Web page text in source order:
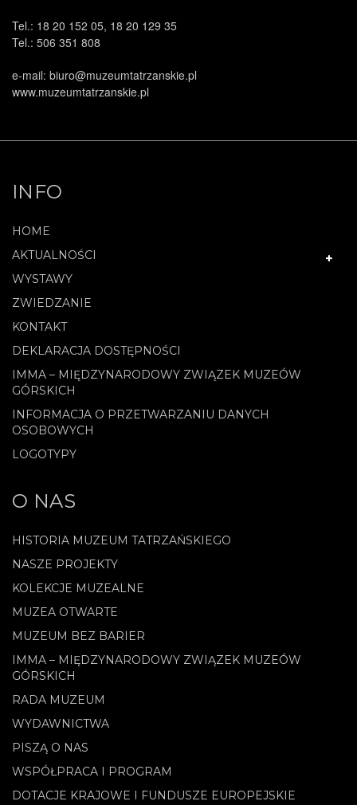
Tel.: 18 20 152 05, 18 20 129 35
Tel.: 506 351 808
e-mail: biuro@muzeumtatrzanskie.pl
www.muzeumtatrzanskie.pl
INFO
HOME
AKTUALNOŚCI
WYSTAWY
ZWIEDZANIE
KONTAKT
DEKLARACJA DOSTĘPNOŚCI
IMMA – MIĘDZYNARODOWY ZWIĄZEK MUZEÓW
GÓRSKICH
INFORMACJA O PRZETWARZANIU DANYCH
OSOBOWYCH
LOGOTYPY
O NAS
HISTORIA MUZEUM TATRZAŃSKIEGO
NASZE PROJEKTY
KOLEKCJE MUZEALNE
MUZEA OTWARTE
MUZEUM BEZ BARIER
IMMA – MIĘDZYNARODOWY ZWIĄZEK MUZEÓW
GÓRSKICH
RADA MUZEUM
WYDAWNICTWA
PISZĄ O NAS
WSPÓŁPRACA I PROGRAM
DOTACJE KRAJOWE I FUNDUSZE EUROPEJSKIE